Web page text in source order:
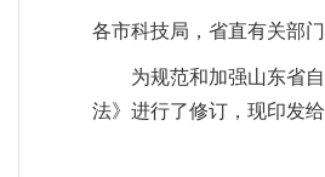
各市科技局，省直有关部
为规范和加强山东省
法》进行了修订，现印发